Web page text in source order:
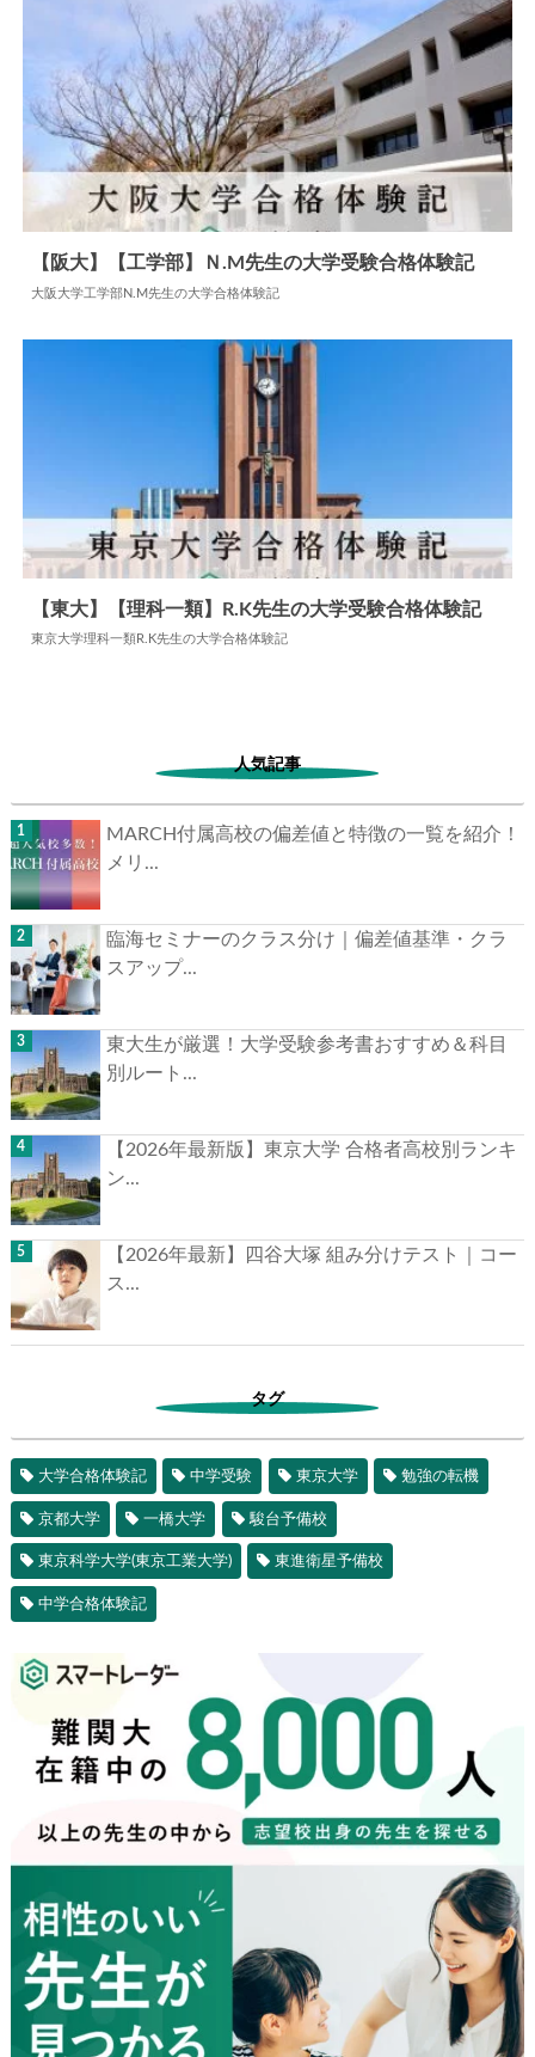
【阪大】【工学部】Ｎ.M先生の大学受験合格体験記
大阪大学工学部N.M先生の大学合格体験記
【東大】【理科一類】R.K先生の大学受験合格体験記
東京大学理科一類R.K先生の大学合格体験記
人気記事
MARCH付属高校の偏差値と特徴の一覧を紹介！
メリ...
臨海セミナーのクラス分け｜偏差値基準・クラ
スアップ...
東大生が厳選！大学受験参考書おすすめ＆科目
別ルート...
【2026年最新版】東京大学 合格者高校別ランキ
ン...
【2026年最新】四谷大塚 組み分けテスト｜コー
ス...
タグ
大学合格体験記 中学受験 東京大学 勉強の転機
京都大学 一橋大学 駿台予備校
東京科学大学(東京工業大学) 東進衛星予備校
中学合格体験記